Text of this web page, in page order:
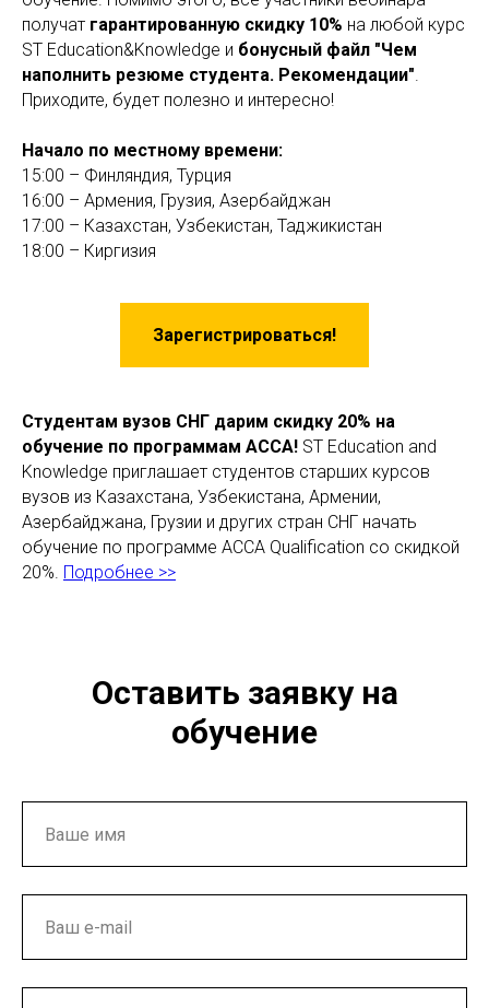
получат гарантированную скидку 10% на любой курс
ST Education&Knowledge и бонусный файл "Чем
наполнить резюме студента. Рекомендации"
Приходите, будет полезно и интересно!
Начало по местному времени:
15:00 – Финляндия, Турция
16:00 – Армения, Грузия, Азербайджан
17:00 – Казахстан, Узбекистан, Таджикистан
18:00 – Киргизия
Зарегистрироваться!
Студентам вузов СНГ дарим скидку 20% на
обучение по программам ACCA! ST Education and
Knowledge приглашает студентов старших курсов
вузов из Казахстана, Узбекистана, Армении,
Азербайджана, Грузии и других стран СНГ начать
обучение по программе ACCA Qualification со скидкой
20%. Подробнее >>
Оставить заявку на
обучение